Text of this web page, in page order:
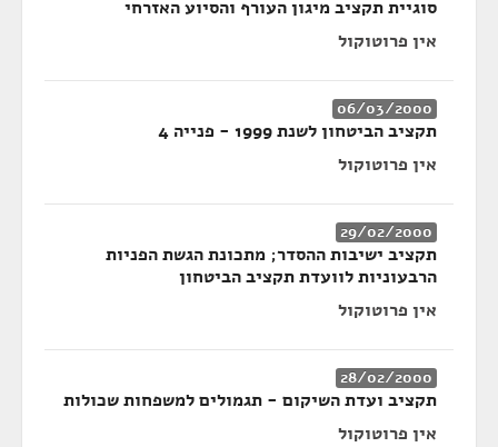
סוגיית תקציב מיגון העורף והסיוע האזרחי
אין פרוטוקול
06/03/2000
תקציב הביטחון לשנת 1999 - פנייה 4
אין פרוטוקול
29/02/2000
תקציב ישיבות ההסדר; מתכונת הגשת הפניות
הרבעוניות לוועדת תקציב הביטחון
אין פרוטוקול
28/02/2000
תקציב ועדת השיקום - תגמולים למשפחות שכולות
אין פרוטוקול